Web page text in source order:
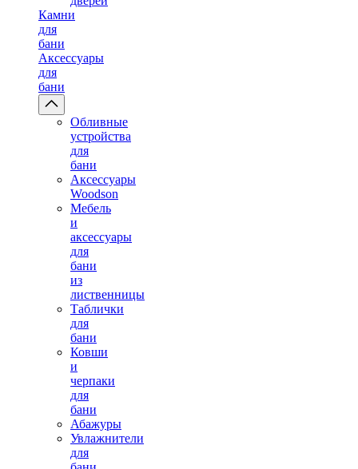
Камни
для
бани
Аксессуары
для
бани
Обливные
устройства
для
бани
Аксессуары
Woodson
Мебель
и
аксессуары
для
бани
из
лиственницы
Таблички
для
бани
Ковши
и
черпаки
для
бани
Абажуры
Увлажнители
для